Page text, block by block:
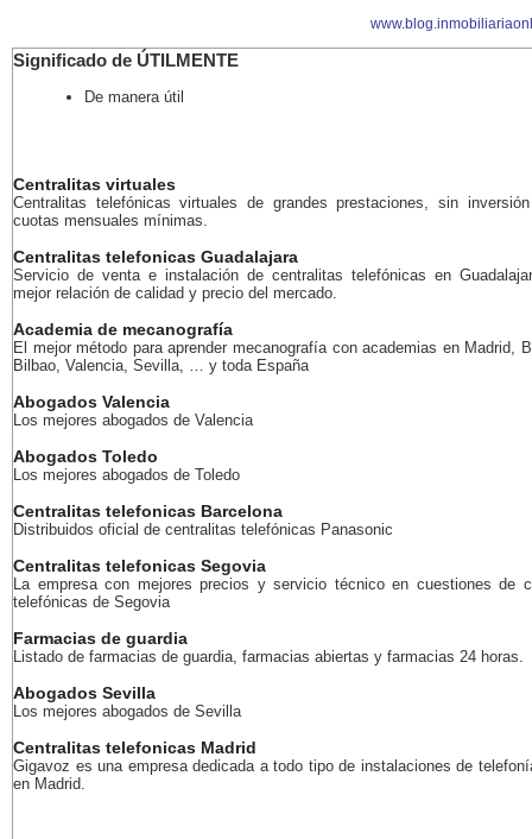
Significado de ÚTILMENTE
De manera útil
Centralitas virtuales
Centralitas telefónicas virtuales de grandes prestaciones, sin
cuotas mensuales mínimas.
Centralitas telefonicas Guadalajara
Servicio de venta e instalación de centralitas telefónicas en
mejor relación de calidad y precio del mercado.
Academia de mecanografía
El mejor método para aprender mecanografía con academias en Madrid,
Bilbao, Valencia, Sevilla, … y toda España
Abogados Valencia
Los mejores abogados de Valencia
Abogados Toledo
Los mejores abogados de Toledo
Centralitas telefonicas Barcelona
Distribuidos oficial de centralitas telefónicas Panasonic
Centralitas telefonicas Segovia
La empresa con mejores precios y servicio técnico en cuestiones de
telefónicas de Segovia
Farmacias de guardia
Listado de farmacias de guardia, farmacias abiertas y farmacias 24 horas.
Abogados Sevilla
Los mejores abogados de Sevilla
Centralitas telefonicas Madrid
Gigavoz es una empresa dedicada a todo tipo de instalaciones de
en Madrid.